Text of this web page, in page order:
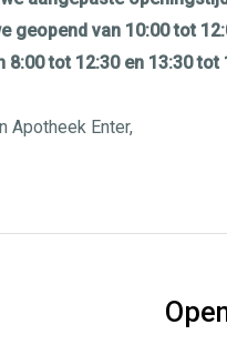
geopend van 10:00 tot
tot 12:30 en 13:30 tot
Apotheek Enter,